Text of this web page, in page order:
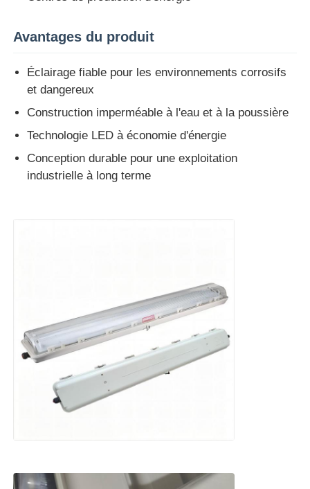
Visite d'usine
Contrôle de la qualité
Contact
Demande de soumission
ventilateur antidéflagrant
Boîte anti-explosion
interrupteur antidéflagrant
prise et prise anti-déflagrantes
Avantages du produit
Éclairage fiable pour les environnements corrosifs
et dangereux
Construction imperméable à l'eau et à la poussière
Technologie LED à économie d'énergie
Conception durable pour une exploitation
industrielle à long terme